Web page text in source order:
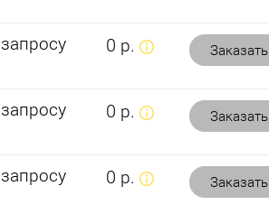
0 р. Заказать
0 р. Заказать
0 р. Заказать